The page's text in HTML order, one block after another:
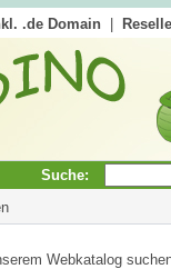
.de Domain
Suche:
Webkatalog